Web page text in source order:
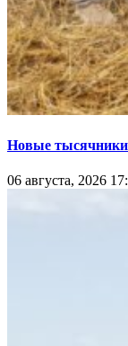
Новые
06 августа, 2026